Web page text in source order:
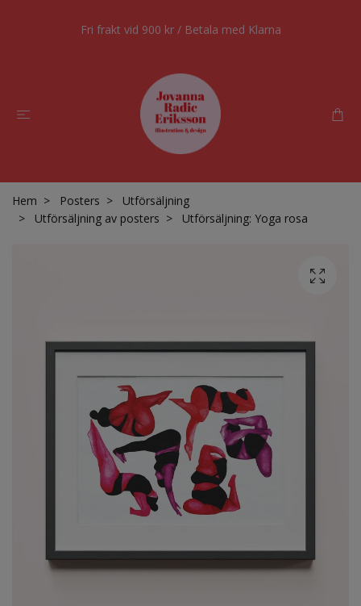
Fri frakt vid 900 kr / Betala med Klarna
Hem Posters
Utförsäljning
Utförsäljning av posters
Utförsäljning: Yoga rosa